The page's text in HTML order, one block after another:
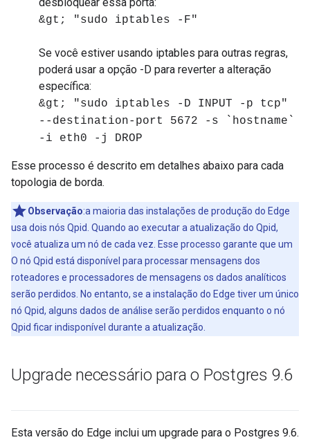
&gt; "sudo iptables -F"
Se você estiver usando iptables para outras regras,
poderá usar a opção -D para reverter a alteração
específica:
&gt; "sudo iptables -D INPUT -p tcp"
--destination-port 5672 -s `hostname`
-i eth0 -j DROP
Esse processo é descrito em detalhes abaixo para cada
topologia de borda.
Observação:a maioria das instalações de produção do Edge
usa dois nós Qpid. Quando ao executar a atualização do Qpid,
você atualiza um nó de cada vez. Esse processo garante que um
O nó Qpid está disponível para processar mensagens dos
roteadores e processadores de mensagens os dados analíticos
serão perdidos. No entanto, se a instalação do Edge tiver um único
nó Qpid, alguns dados de análise serão perdidos enquanto o nó
Qpid ficar indisponível durante a atualização.
Upgrade necessário para o Postgres 9.6
Esta versão do Edge inclui um upgrade para o Postgres 9.6.